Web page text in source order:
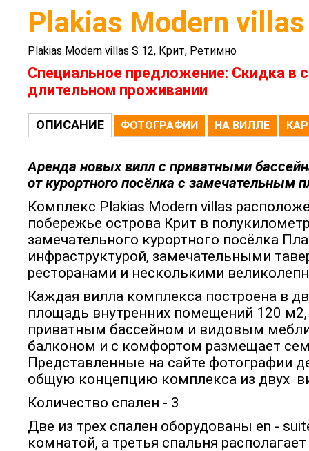
Plakias Modern
Plakias Modern villas S 12, Крит, Ретимно
Специальное предложение: Скидка в
длительном проживании
ОПИСАНИЕ ФОТОГРАФИИ НА ВИЛЛЕ
Аренда новых вилл с приватными
от курортного посёлка с замечательным
Комплекс Plakias Modern villas
побережье острова Крит в
замечательного курортного посёлка
инфраструктурой, замечательными
ресторанами и несколькими
Каждая вилла комплекса построена в
площадь внутренних помещений 120 м2,
приватным бассейном и видовым
балконом и с комфортом размещает
Представленные на сайте фотографии
общую концепцию комплекса из двух
Количество спален - 3
Две из трех спален оборудованы en -
комнатой, а третья спальня